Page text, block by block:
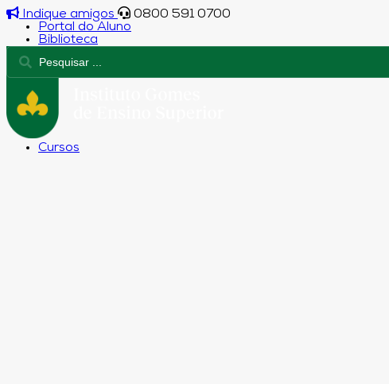
Indique amigos
0800 591 0700
Portal do Aluno
Biblioteca
Cursos